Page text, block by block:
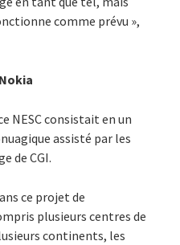
comme prévu »,
NESC consistait en un
assisté par les
de CGI.
ce projet de
plusieurs centres de
continents, les